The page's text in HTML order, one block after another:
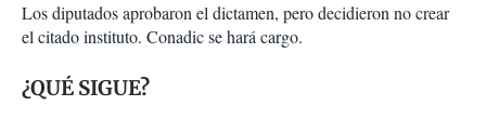
Los diputados aprobaron el dictamen, pero decidieron no crear
el citado instituto. Conadic se hará cargo.
¿QUÉ SIGUE?